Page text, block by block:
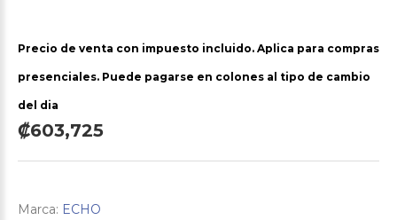
Precio de venta con impuesto incluido. Aplica para compras
presenciales. Puede pagarse en colones al tipo de cambio
del dia
₡603,725
Marca: ECHO